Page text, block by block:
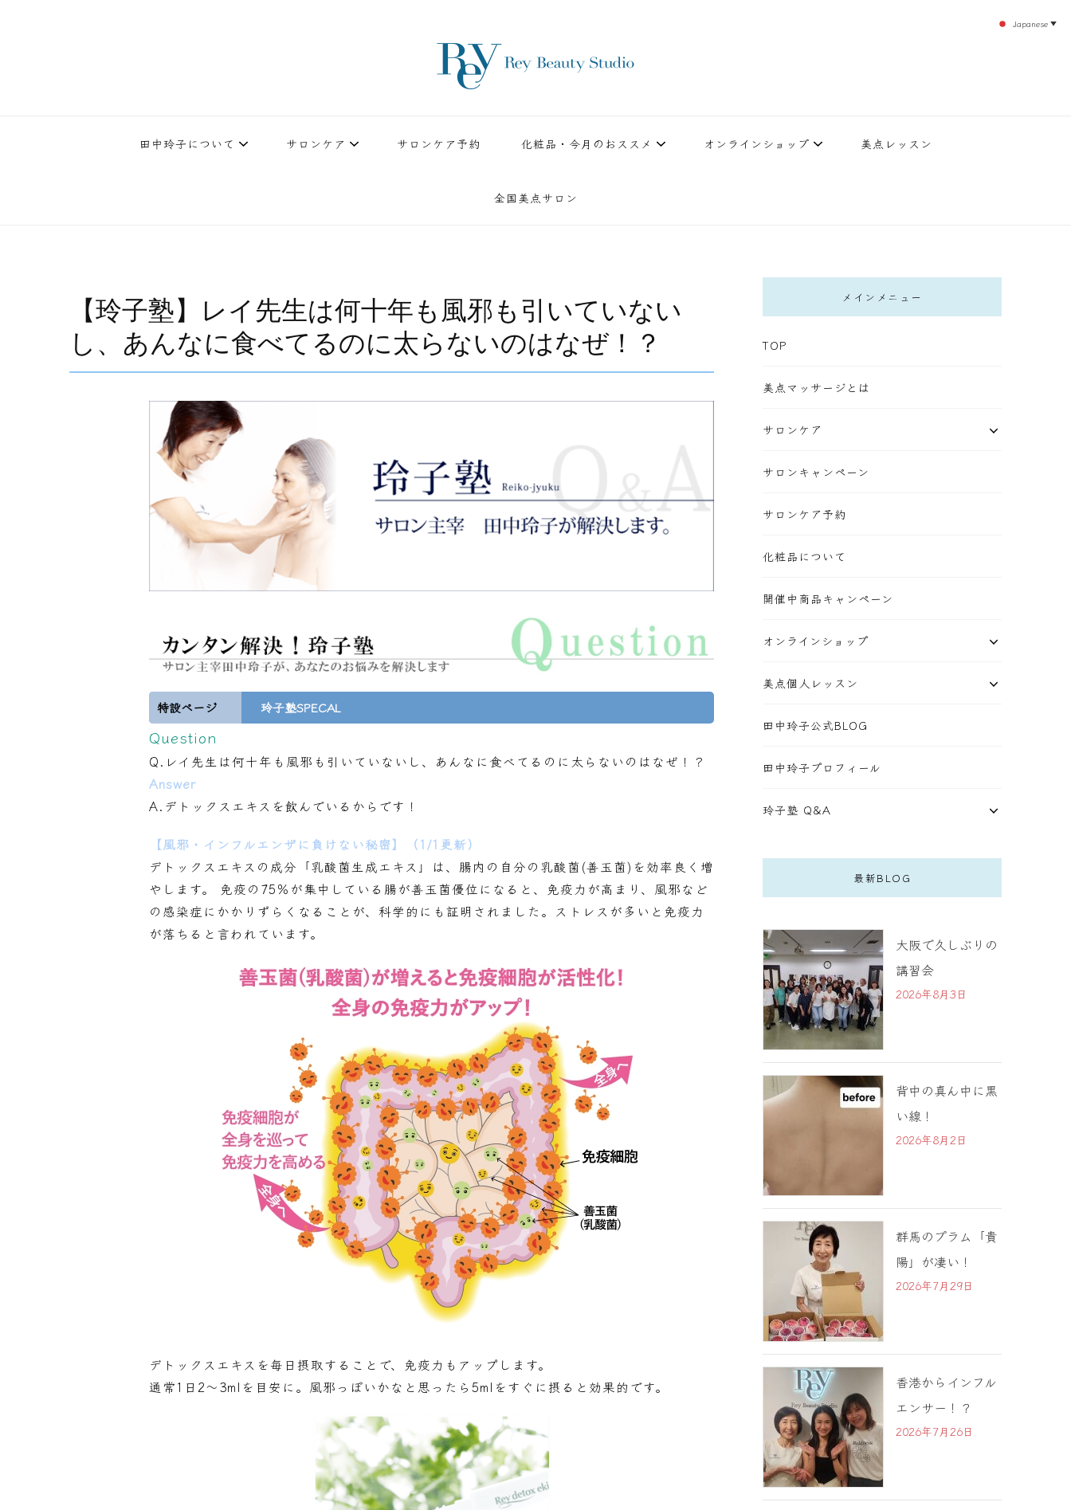
田中玲子について サロンケア サロンケア予約 化粧品・今月のおススメ オンラインショップ 美点レッスン
全国美点サロン
【玲子塾】レイ先生は何十年も風邪も引いていない
し、あんなに食べてるのに太らないのはなぜ！？
特設ページ 玲子塾SPECAL
Question
Q.レイ先生は何十年も風邪も引いていないし、あんなに食べてるのに太らないのはなぜ！？
Answer
A.デトックスエキスを飲んでいるからです！
【風邪・インフルエンザに負けない秘密】（1/1更新）
デトックスエキスの成分「乳酸菌生成エキス」は、腸内の自分の乳酸菌(善玉菌)を効率良く増
やします。 免疫の75％が集中している腸が善玉菌優位になると、免疫力が高まり、風邪など
の感染症にかかりずらくなることが、科学的にも証明されました。ストレスが多いと免疫力
が落ちると言われています。
デトックスエキスを毎日摂取することで、免疫力もアップします。
通常1日2～3mlを目安に。風邪っぽいかなと思ったら5mlをすぐに摂ると効果的です。
メインメニュー
TOP
美点マッサージとは
サロンケア
サロンキャンペーン
サロンケア予約
化粧品について
開催中商品キャンペーン
オンラインショップ
美点個人レッスン
田中玲子公式BLOG
田中玲子プロフィール
玲子塾 Q&A
最新BLOG
大阪で久しぶりの
講習会
2026年8月3日
背中の真ん中に黒
い線！
2026年8月2日
群馬のプラム「貴
陽」が凄い！
2026年7月29日
香港からインフル
エンサー！？
2026年7月26日
Japanese ▼